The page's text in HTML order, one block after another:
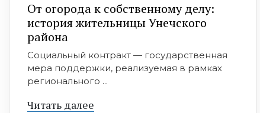
От огорода к собственному делу:
история жительницы Унечского
района
Социальный контракт — государственная
мера поддержки, реализуемая в рамках
регионального ...
Читать далее